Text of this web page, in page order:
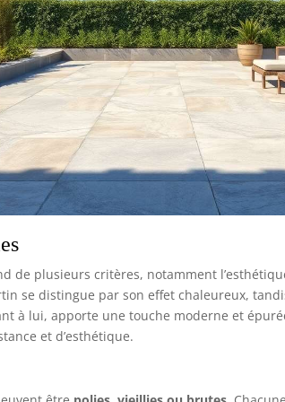
en
simple
;
facile à
pliable
DU
: 150 kg,
l x H :
de plusieurs critères, notamment
se distingue par son effet chaleureux,
à lui, apporte une touche moderne et
et d’esthétique.